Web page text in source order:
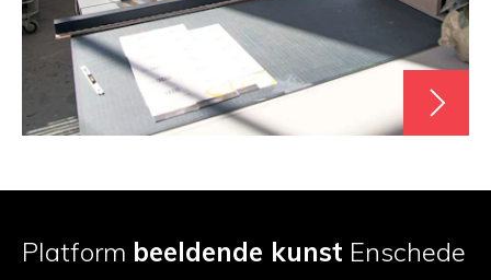
Platform beeldende kunst Enschede